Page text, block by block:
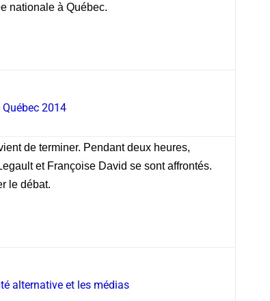
nationale à Québec.
2014
de terminer. Pendant deux heures,
et Françoise David se sont affrontés.
le débat.
alternative et les médias